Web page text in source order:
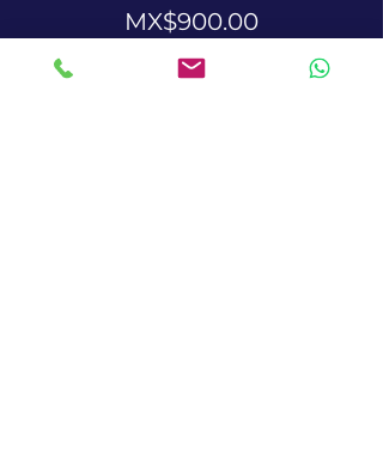
MX$900.00